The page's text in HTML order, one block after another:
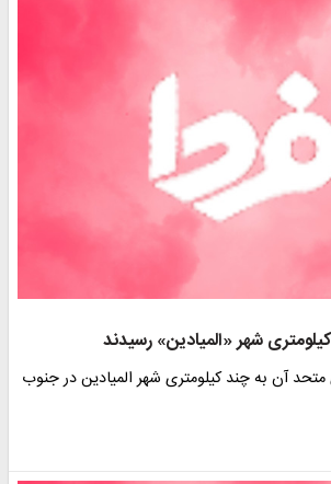
آن به چند کیلومتری شهر المیادین در جنوب